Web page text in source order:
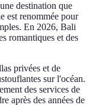
destination que
est renommée pour
En 2026, Bali
romantiques et des
privées et de
sur l'océan.
des services de
après des années de